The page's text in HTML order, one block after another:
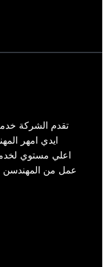
تقدم الشركة
ايدي امهر
اعلي مستوي
عمل من المهندسن